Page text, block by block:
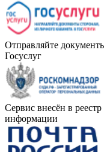
Отправляйте
Госуслуг
Сервис внесён в
информации